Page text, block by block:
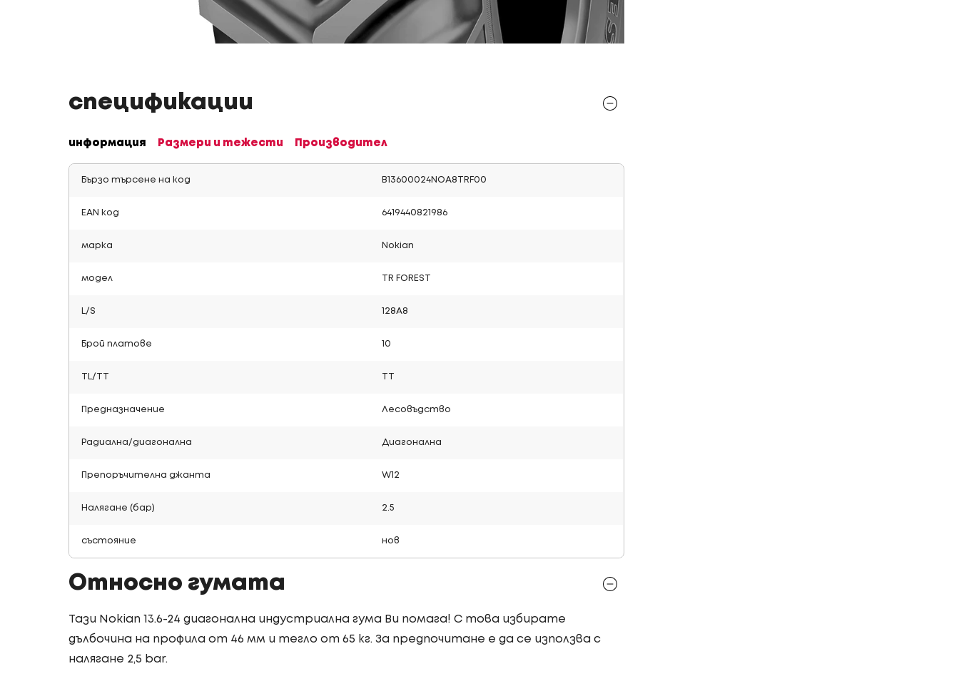
спецификации
информация Размери и тежести Производител
Бързо търсене на код B13600024NOA8TRF00
EAN код 6419440821986
марка Nokian
модел TR FOREST
L/S 128A8
Брой платове 10
TL/TT
Предназначение Лесовъдство
Радиална/диагонална Диагонална
Препоръчителна джанта W12
Налягане (бар) 2.5
състояние нов
Относно гумата
Тази Nokian 13.6-24 диагонална индустриална гума Ви помага! С това избирате
дълбочина на профила от 46 мм и тегло от 65 кг. За предпочитане е да се използва с
налягане 2,5 bar.